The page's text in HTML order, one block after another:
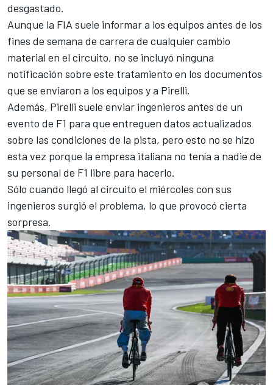
desgastado.
Aunque la FIA suele informar a los equipos antes de los
fines de semana de carrera de cualquier cambio
material en el circuito, no se incluyó ninguna
notificación sobre este tratamiento en los documentos
que se enviaron a los equipos y a Pirelli.
Además, Pirelli suele enviar ingenieros antes de un
evento de F1 para que entreguen datos actualizados
sobre las condiciones de la pista, pero esto no se hizo
esta vez porque la empresa italiana no tenía a nadie de
su personal de F1 libre para hacerlo.
Sólo cuando llegó al circuito el miércoles con sus
ingenieros surgió el problema, lo que provocó cierta
sorpresa.